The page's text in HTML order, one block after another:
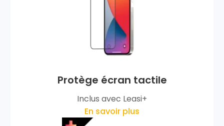
Protège écran tactile
Inclus avec Leasi+
En savoir plus